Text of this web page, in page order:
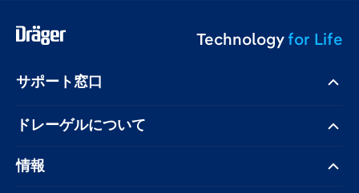
Technologyfor Life
サポート窓口
ドレーゲル​について
情報